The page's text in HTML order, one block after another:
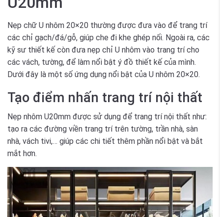
Nẹp chữ U nhôm 20×20 thường được đưa vào để trang trí
các chỉ gạch/đá/gỗ, giúp che đi khe ghép nối. Ngoài ra, các
kỹ sư thiết kế còn đưa nẹp chỉ U nhôm vào trang trí cho
các vách, tường, để làm nổi bật ý đồ thiết kế của mình.
Dưới đây là một số ứng dụng nổi bật của U nhôm 20×20.
Tạo điểm nhấn trang trí nội thất
Nẹp nhôm U20mm được sử dụng để trang trí nội thất như:
tạo ra các đường viền trang trí trên tường, trần nhà, sàn
nhà, vách tivi,… giúp các chi tiết thêm phần nổi bật và bắt
mắt hơn.